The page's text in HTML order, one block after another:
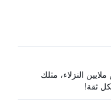
النزلاء، مثلك
ثقة!